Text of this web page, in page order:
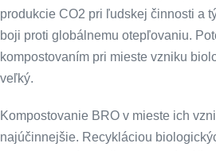
produkcie CO2 pri ľudskej činnosti a
boji proti globálnemu otepľovaniu.
kompostovaním pri mieste vzniku
veľký.
Kompostovanie BRO v mieste ich
najúčinnejšie. Recykláciou